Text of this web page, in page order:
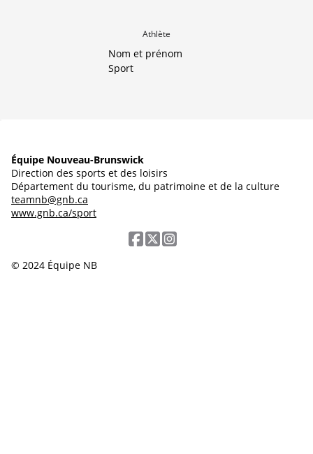
Athlète
Nom et prénom
Sport
Équipe Nouveau-Brunswick
Direction des sports et des loisirs
Département du tourisme, du patrimoine et de la culture
teamnb@gnb.ca
www.gnb.ca/sport
© 2024 Équipe NB